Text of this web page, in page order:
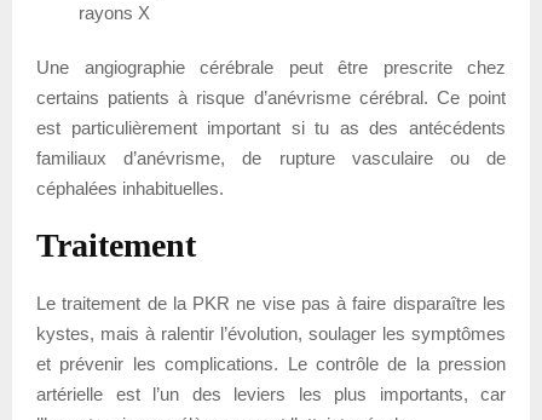
rayons X
Une angiographie cérébrale peut être prescrite chez
certains patients à risque d’anévrisme cérébral. Ce point
est particulièrement important si tu as des antécédents
familiaux d’anévrisme, de rupture vasculaire ou de
céphalées inhabituelles.
Traitement
Le traitement de la PKR ne vise pas à faire disparaître les
kystes, mais à ralentir l’évolution, soulager les symptômes
et prévenir les complications. Le contrôle de la pression
artérielle est l’un des leviers les plus importants, car